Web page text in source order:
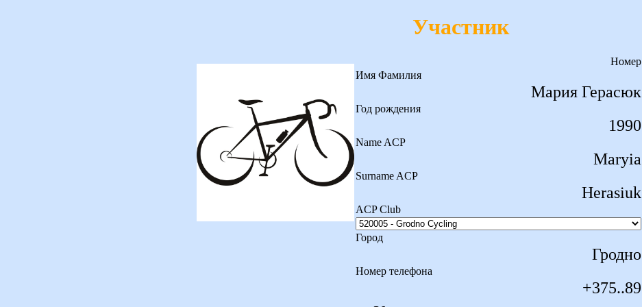
Участник
Номер
Имя Фамилия
Мария Герасюк
Год рождения
1990
Name ACP
Maryia
Surname ACP
Herasiuk
ACP Club
Город
Гродно
Номер телефона
+375..89